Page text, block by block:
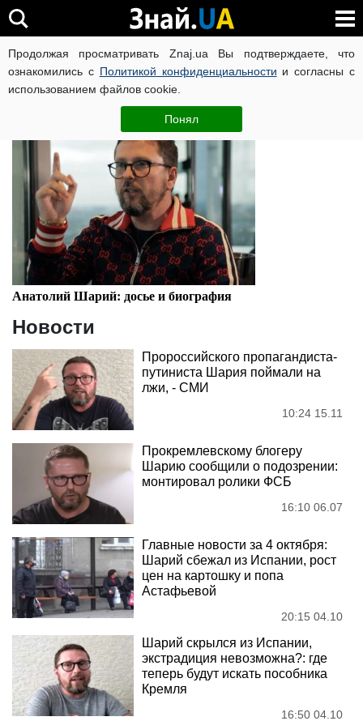
Продолжая просматривать Znaj.ua Вы подтверждаете, что
ознакомились с Политикой конфиденциальности и согласны с
использованием файлов cookie.
Понял
Анатолий Шарий
Анатолий Шарий: досье и биография
Новости
Пророссийского пропагандиста-
путиниста Шария поймали на
лжи, - СМИ
10:24 15.11
Прокремлевскому блогеру
Шарию сообщили о подозрении:
монтировал ролики ФСБ
16:10 06.07
Главные новости за 4 октября:
Шарий сбежал из Испании, рост
цен на картошку и попа
Астафьевой
20:15 04.10
Шарий скрылся из Испании,
экстрадиция невозможна?: где
теперь будут искать пособника
Кремля
16:50 04.10